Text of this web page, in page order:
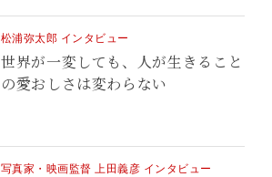
松浦弥太郎 インタビュー
世界が一変しても、人が生きること
の愛おしさは変わらない
写真家・映画監督 上田義彦 インタビュー